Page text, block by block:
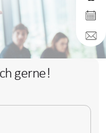
853
Termin
gerne!